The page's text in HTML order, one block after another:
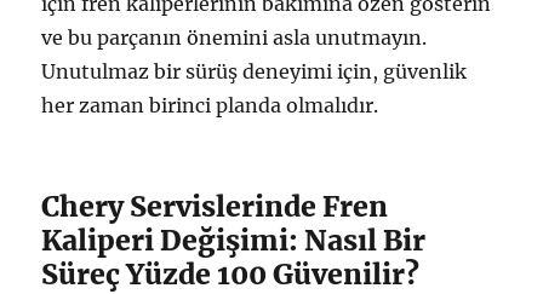
ve bu parçanın önemini asla unutmayın.
Unutulmaz bir sürüş deneyimi için, güvenlik
her zaman birinci planda olmalıdır.
Chery Servislerinde Fren
Kaliperi Değişimi: Nasıl Bir
Süreç Yüzde 100 Güvenilir?